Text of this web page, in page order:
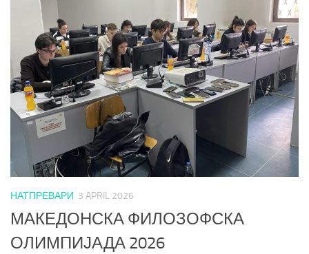
НАТПРЕВАРИ 3 APRIL 2026
МАКЕДОНСКА ФИЛОЗОФСКА
ОЛИМПИЈАДА 2026